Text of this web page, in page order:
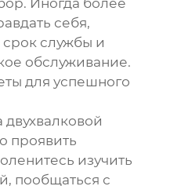
Иногда более
себя,
срок службы и
обслуживание.
для успешного
проявить
изучить
пообщаться с